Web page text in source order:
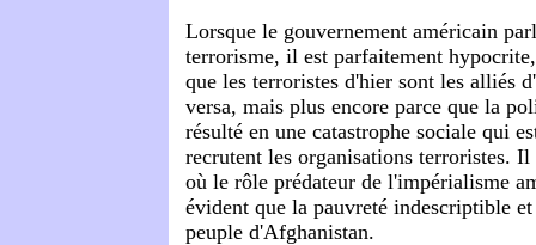
Lorsque le gouvernement américain
terrorisme, il est parfaitement
que les terroristes d'hier sont les alliés
versa, mais plus encore parce que la
résulté en une catastrophe sociale qui
recrutent les organisations terroristes.
où le rôle prédateur de l'impérialisme
évident que la pauvreté indescriptible
peuple d'Afghanistan.